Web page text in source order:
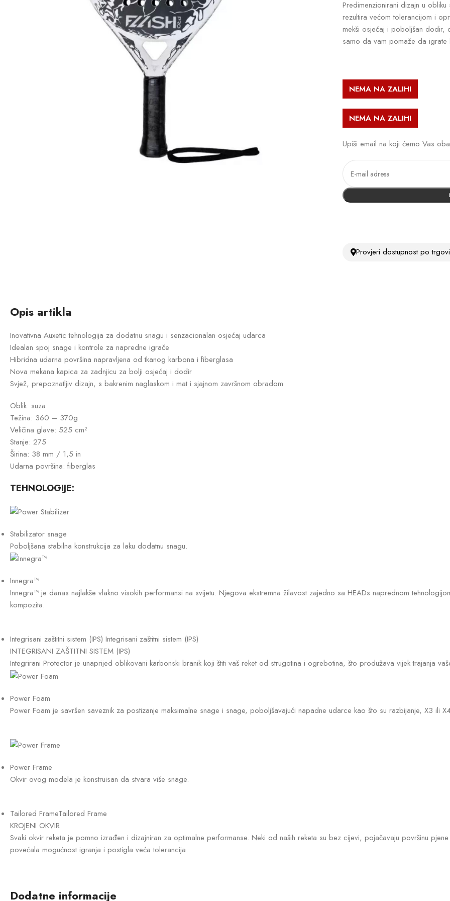
Predimenzionirani dizajn u
rezultira većom tolerancijom i
mekši osjećaj i poboljšan dodir,
samo da vam pomaže da
NEMA NA ZALIHI
NEMA NA ZALIHI
Upiši email na koji ćemo Vas
Provjeri dostupnost po
Opis artikla
Inovativna Auxetic tehnologija za dodatnu snagu i senzacionalan osjećaj udarca
Idealan spoj snage i kontrole za napredne igrače
Hibridna udarna površina napravljena od tkanog karbona i fiberglasa
Nova mekana kapica za zadnjicu za bolji osjećaj i dodir
Svjež, prepoznatljiv dizajn, s bakrenim naglaskom i mat i sjajnom završnom obradom
Oblik: suza
Težina: 360 – 370g
Veličina glave: 525 cm²
Stanje: 275
Širina: 38 mm / 1,5 in
Udarna površina: fiberglas
TEHNOLOGIJE:
Stabilizator snage
Poboljšana stabilna konstrukcija za laku dodatnu snagu.
Innegra™
Innegra™ je danas najlakše vlakno visokih performansi na svijetu. Njegova ekstremna žilavost zajedno sa HEADs naprednom
kompozita.
Integrisani zaštitni sistem (IPS) Integrisani zaštitni sistem (IPS)
INTEGRISANI ZAŠTITNI SISTEM (IPS)
Integrirani Protector je unaprijed oblikovani karbonski branik koji štiti vaš reket od strugotina i ogrebotina, što produžava vijek trajanja
Power Foam
Power Foam je savršen saveznik za postizanje maksimalne snage i snage, poboljšavajući napadne udarce kao što su razbijanje, X3 ili
Power Frame
Okvir ovog modela je konstruisan da stvara više snage.
Tailored FrameTailored Frame
KROJENI OKVIR
Svaki okvir reketa je pomno izrađen i dizajniran za optimalne performanse. Neki od naših reketa su bez cijevi, pojačavaju površinu
povećala mogućnost igranja i postigla veća tolerancija.
Dodatne informacije